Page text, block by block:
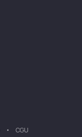
• CGU